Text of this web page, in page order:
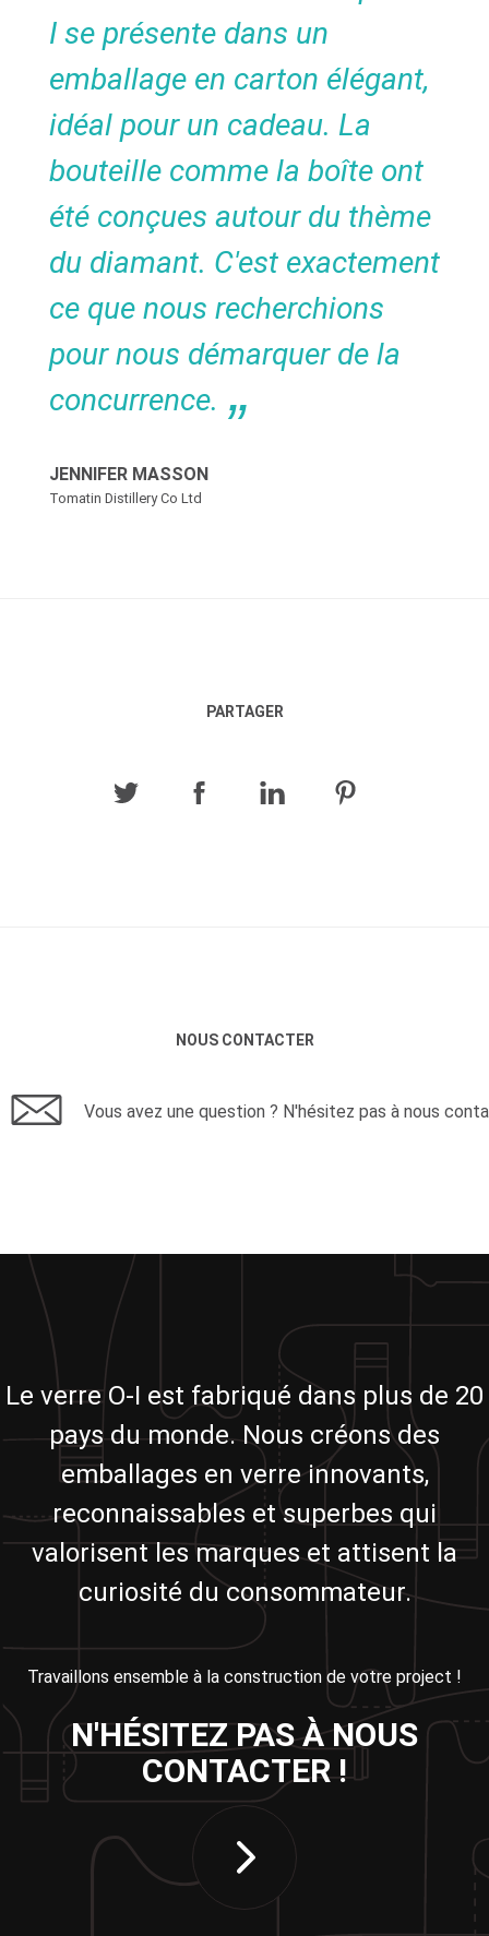
I se présente dans un
emballage en carton élégant,
idéal pour un cadeau. La
bouteille comme la boîte ont
été conçues autour du thème
du diamant. C'est exactement
ce que nous recherchions
pour nous démarquer de la
concurrence.
JENNIFER MASSON
Tomatin Distillery Co Ltd
PARTAGER
NOUS CONTACTER
Vous avez une question ? N'hésitez pas à nous
Le verre O-I est fabriqué dans plus de 20
pays du monde. Nous créons des
emballages en verre innovants,
reconnaissables et superbes qui
valorisent les marques et attisent la
curiosité du consommateur.
Travaillons ensemble à la construction de votre project !
N'HÉSITEZ PAS À NOUS
CONTACTER !